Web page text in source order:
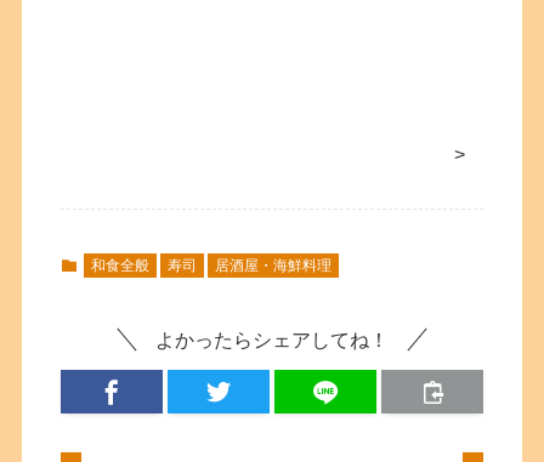
>
和食全般 寿司 居酒屋・海鮮料理
よかったらシェアしてね！